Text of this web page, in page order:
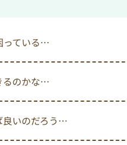
っている…
るのかな…
良いのだろう…